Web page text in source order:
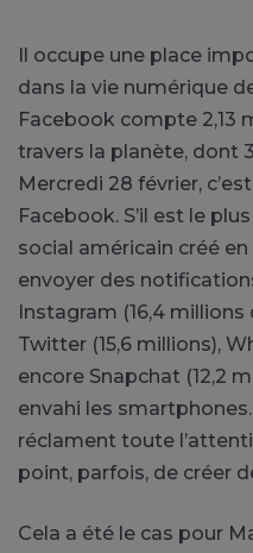
Il occupe une place
dans la vie numérique
Facebook compte 2,13
travers la planète, dont
Mercredi 28 février,
Facebook. S’il est le
social américain créé en
envoyer des
Instagram (16,4 millions
Twitter (15,6 millions),
encore Snapchat (12,2
envahi les
réclament toute
point, parfois, de créer
Cela a été le cas pour